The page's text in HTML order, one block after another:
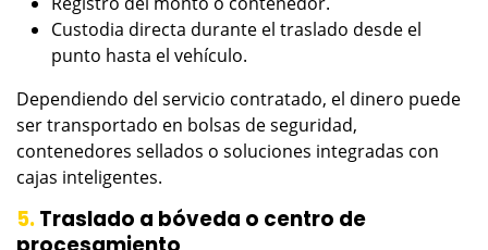
Custodia directa durante el traslado desde el
punto hasta el vehículo.
Dependiendo del servicio contratado, el dinero puede
ser transportado en bolsas de seguridad,
contenedores sellados o soluciones integradas con
cajas inteligentes.
5. Traslado a bóveda o centro de